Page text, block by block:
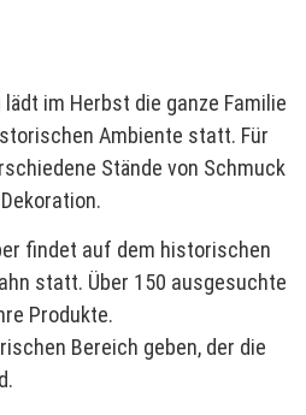
im Herbst die ganze Familie
Ambiente statt. Für
Stände von Schmuck
findet auf dem historischen
statt. Über 150 ausgesuchte
Produkte.
Bereich geben, der die